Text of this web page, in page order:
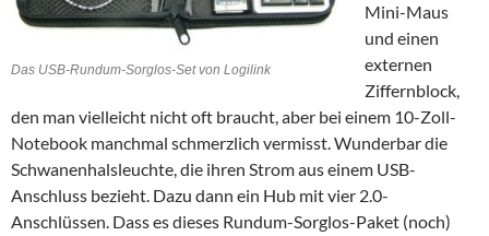
Das USB-Rundum-Sorglos-Set von Logilink
Mini-Maus
und einen
externen
Ziffernblock,
den man vielleicht nicht oft braucht, aber bei einem 10-Zoll-
Notebook manchmal schmerzlich vermisst. Wunderbar die
Schwanenhalsleuchte, die ihren Strom aus einem USB-
Anschluss bezieht. Dazu dann ein Hub mit vier 2.0-
Anschlüssen. Dass es dieses Rundum-Sorglos-Paket (noch)